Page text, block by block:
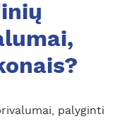
palyginti